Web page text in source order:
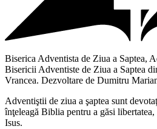
Biserica Adventista de Ziua a Saptea,
Bisericii Adventiste de Ziua a Saptea
Vrancea. Dezvoltare de Dumitru
Adventiştii de ziua a şaptea sunt
înţeleagă Biblia pentru a găsi
Isus.